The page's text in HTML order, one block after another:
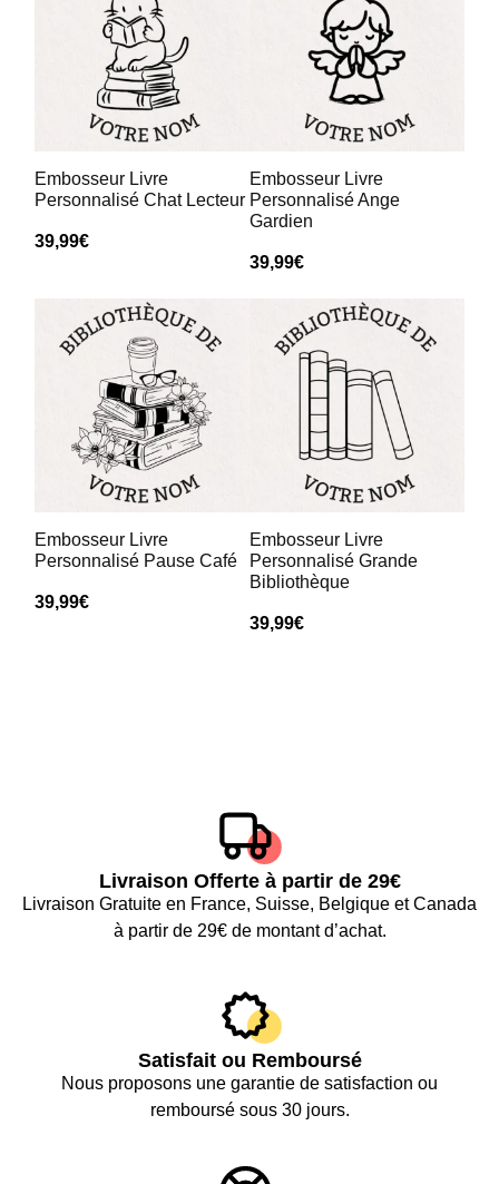
Objet bien pensé
Le marquage est élégant sans abîmer les pages.
Sat Jan 17 2026 00:00:00 GMT+0000 (Coordinated Universal
Embosseur livre personnalisé en français
No Review
Sat Jan 17 2026 00:00:00 GMT+0000 (Coordinated Universal
Embosseur livre personnalisé en français
Chloé
Excellente qualité
Le marquage est élégant sans abîmer les pages.
Sat Jan 17 2026 00:00:00 GMT+0000 (Coordinated Universal
Embosseur livre personnalisé en français
Rating: 5/5
Objet bien pensé
Excellent produit, sobre et efficace.
Embosseur livre personnalisé en français
Rating: 5/5
Bonne qualité. Sur mesure. Expédition rapide.
Thu Jan 15 2026 00:00:00 GMT+0000 (Coordinated
Embosseur livre personnalisé en français
Julien
Embosseur livre personnalisé en français
No Review
Sat Jan 10 2026 00:00:00 GMT+0000 (Coordinated Universal
Embosseur Livre
Personnalisé Chat Lecteur
39,99€
Embosseur Livre
Personnalisé Ange
Gardien
39,99€
Embosseur Livre
Personnalisé Pause Café
39,99€
Embosseur Livre
Personnalisé Grande
Bibliothèque
39,99€
Livraison Offerte à partir de 29€
Livraison Gratuite en France, Suisse, Belgique et Canada
à partir de 29€ de montant d’achat.
Satisfait ou Remboursé
Nous proposons une garantie de satisfaction ou
remboursé sous 30 jours.